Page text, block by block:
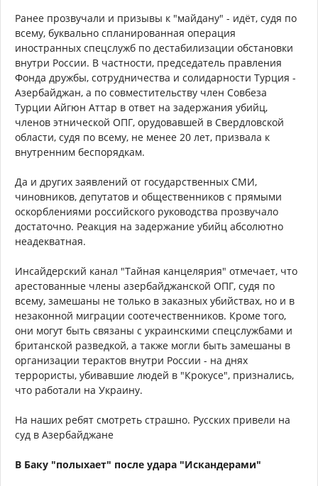
Ранее прозвучали и призывы к "майдану" - идёт, судя по
всему, буквально спланированная операция
иностранных спецслужб по дестабилизации обстановки
внутри России. В частности, председатель правления
Фонда дружбы, сотрудничества и солидарности Турция -
Азербайджан, а по совместительству член Совбеза
Турции Айгюн Аттар в ответ на задержания убийц,
членов этнической ОПГ, орудовавшей в Свердловской
области, судя по всему, не менее 20 лет, призвала к
внутренним беспорядкам.
Да и других заявлений от государственных СМИ,
чиновников, депутатов и общественников с прямыми
оскорблениями российского руководства прозвучало
достаточно. Реакция на задержание убийц абсолютно
неадекватная.
Инсайдерский канал "Тайная канцелярия" отмечает, что
арестованные члены азербайджанской ОПГ, судя по
всему, замешаны не только в заказных убийствах, но и в
незаконной миграции соотечественников. Кроме того,
они могут быть связаны с украинскими спецслужбами и
британской разведкой, а также могли быть замешаны в
организации терактов внутри России - на днях
террористы, убивавшие людей в "Крокусе", признались,
что работали на Украину.
На наших ребят смотреть страшно. Русских привели на
суд в Азербайджане
В Баку "полыхает" после удара "Искандерами"